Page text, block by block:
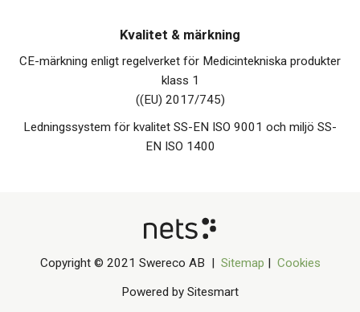
Kvalitet & märkning
CE-märkning enligt regelverket för Medicintekniska produkter
klass 1
((EU) 2017/745)
Ledningssystem för kvalitet SS-EN ISO 9001 och miljö SS-
EN ISO 1400
Copyright © 2021 Swereco AB | Sitemap | Cookies
Powered by Sitesmart